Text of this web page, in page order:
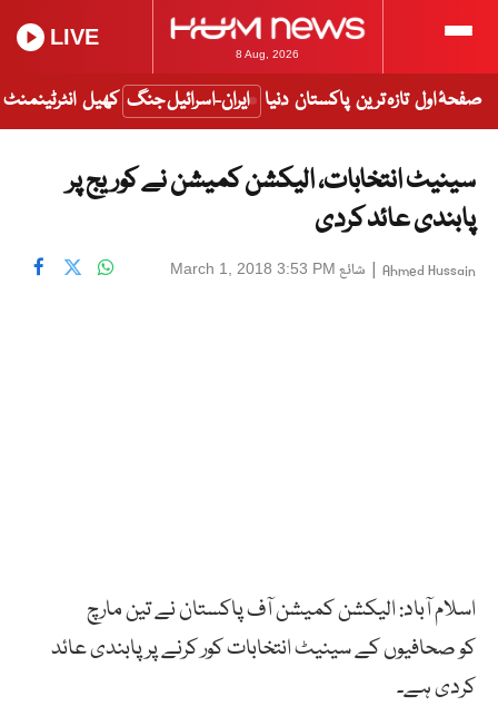
8 Aug, 2026
LIVE
صفحۂ اول تازہ ترین پاکستان دنیا ایران-اسرائیل جنگ کھیل انٹرٹینمنٹ
سینیٹ انتخابات، الیکشن کمیشن نے کوریج پر
پابندی عائد کردی
Ahmed Hussain
| شائع March 1, 2018 3:53 PM
اسلام آباد: الیکشن کمیشن آف پاکستان نے تین مارچ
کو صحافیوں کے سینیٹ انتخابات کور کرنے پر پابندی عائد
کردی ہے۔